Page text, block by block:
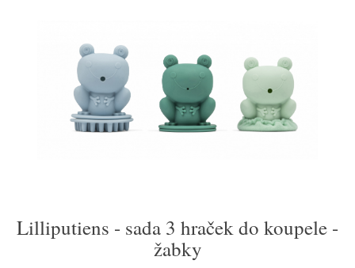
Lilliputiens - sada 3 hraček do koupele -
žabky